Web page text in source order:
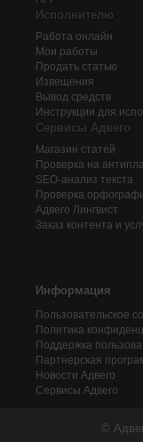
Исполнителю
Работа онлайн
Мои работы
Продать статью
Извещения
Вывод средств
Инструкции для
Сервисы Адвего
Магазин статей
Проверка на
SEO-анализ текста
Проверка
Адвего Лингвист
Заказ контента и
Информация
Пользовательское
Политика
Поддержка
Партнерская
Новости Адвего
Сервисы Адвего
©